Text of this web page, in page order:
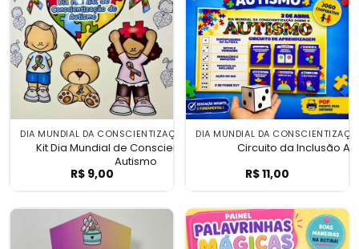
DIA MUNDIAL DA CONSCIENTIZAÇÃO DO AUTISMO
Kit Dia Mundial de Conscientização do
Autismo
Kit Dia Mundial de Conscientização do
R$9,00
DIA MUNDIAL DA
Circuito da Inclusão
Circuito da
R$11,00